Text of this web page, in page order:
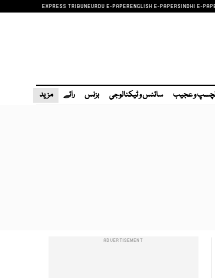
EXPRESS TRIBUNEURDU E-PAPERENGLISH E-PAPERSINDHI E-
و عجیب سائنس و ٹیکنالوجی بزنس رائے مزید